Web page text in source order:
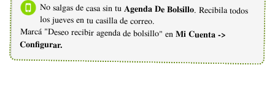
No salgas de casa sin tu Agenda De Bolsillo. Recibila todos
los jueves en tu casilla de correo.
Marcá "Deseo recibir agenda de bolsillo" en Mi Cuenta ->
Configurar.